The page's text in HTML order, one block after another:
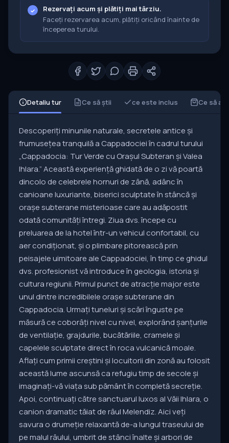
Detaliu tur Ce să știi ce este inclus Ce să
Descoperiți minunile naturale, secretele antice și
frumusețea tranquilă a Cappadociei în cadrul turului
„Cappadocia: Tur Verde cu Orașul Subteran și Valea
Ihlara.” Această experiență ghidată de o zi vă poartă
dincolo de celebrele hornuri de zână, adânc în
canioane luxuriante, biserici sculptate în stâncă și
orașe subterane misterioase care au adăpostit
odată comunități întregi. Ziua dvs. începe cu
preluarea de la hotel într-un vehicul confortabil, cu
aer condiționat, și o plimbare pitorească prin
peisajele uimitoare ale Cappadociei, în timp ce ghidul
dvs. profesionist vă introduce în geologia, istoria și
cultura regiunii. Primul punct de atracție major este
unul dintre incredibilele orașe subterane din
Cappadocia. Urmați tuneluri și scări înguste pe
măsură ce coborâți nivel cu nivel, explorând șanțurile
de ventilație, grajdurile, bucătăriile, cramele și
capelele sculptate direct în roca vulcanică moale.
Aflați cum primii creștini și locuitorii din zonă au folosit
această lume ascunsă ca refugiu timp de secole și
imaginați-vă viața sub pământ în completă secreție.
Apoi, continuați către sanctuarul luxos al Văii Ihlara, o
canion dramatic tăiat de râul Melendiz. Aici veți
savura o drumeție relaxantă de-a lungul traseului de
pe malul râului, umbrit de stânci înalte și arbori de
Rezervați acum și plătiți mai târziu.
Faceți rezervarea acum, plătiți oricând înainte de
începerea turului.